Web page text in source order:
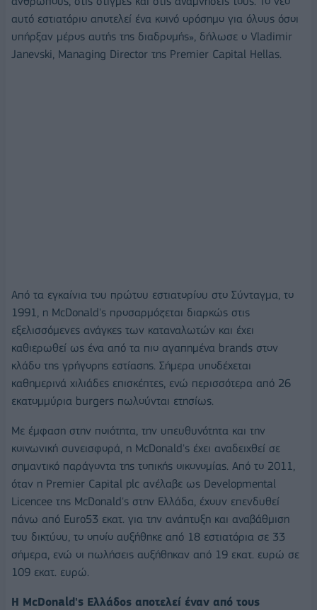
αυτό εστιατόριο αποτελεί ένα κοινό ορόσημο για όλους όσοι
υπήρξαν μέρος αυτής της διαδρομής», δήλωσε ο Vladimir
Janevski, Managing Director της Premier Capital Hellas.
Από τα εγκαίνια του πρώτου εστιατορίου στο Σύνταγμα, το
1991, η McDonald's προσαρμόζεται διαρκώς στις
εξελισσόμενες ανάγκες των καταναλωτών και έχει
καθιερωθεί ως ένα από τα πιο αγαπημένα brands στον
κλάδο της γρήγορης εστίασης. Σήμερα υποδέχεται
καθημερινά χιλιάδες επισκέπτες, ενώ περισσότερα από 26
εκατομμύρια burgers πωλούνται ετησίως.
Με έμφαση στην ποιότητα, την υπευθυνότητα και την
κοινωνική συνεισφορά, η McDonald's έχει αναδειχθεί σε
σημαντικό παράγοντα της τοπικής οικονομίας. Από το 2011,
όταν η Premier Capital plc ανέλαβε ως Developmental
Licencee της McDonald's στην Ελλάδα, έχουν επενδυθεί
πάνω από Euro53 εκατ. για την ανάπτυξη και αναβάθμιση
του δικτύου, το οποίο αυξήθηκε από 18 εστιατόρια σε 33
σήμερα, ενώ οι πωλήσεις αυξήθηκαν από 19 εκατ. ευρώ σε
109 εκατ. ευρώ.
Η McDonald's Ελλάδος αποτελεί έναν από τους